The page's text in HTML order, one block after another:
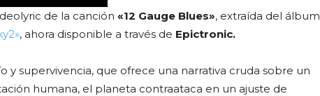
de la canción «12 Gauge Blues», extraída del álbum
, ahora disponible a través de Epictronic.
y supervivencia, que ofrece una narrativa cruda sobre un
humana, el planeta contraataca en un ajuste de